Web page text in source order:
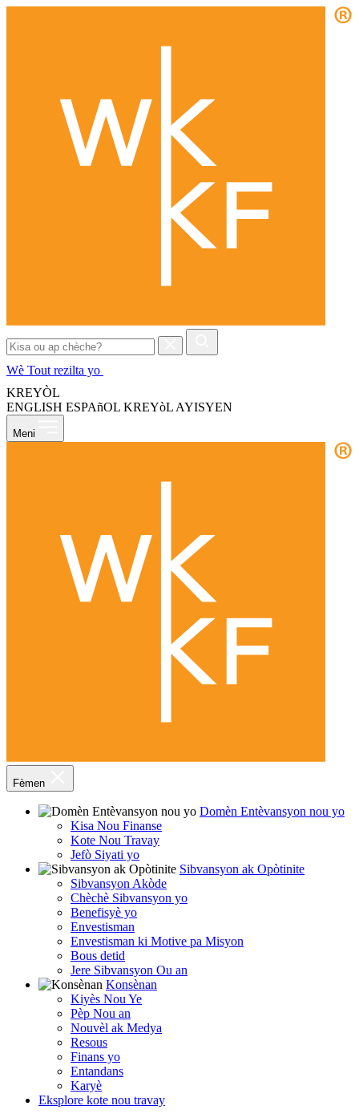
Wè Tout rezilta yo
KREYÒL
ENGLISH ESPAñOL KREYòL AYISYEN
Meni
Fèmen
Domèn Entèvansyon nou yo
Kisa Nou Finanse
Kote Nou Travay
Jefò Siyati yo
Sibvansyon ak Opòtinite
Sibvansyon Akòde
Chèchè Sibvansyon yo
Benefisyè yo
Envestisman
Envestisman ki Motive pa Misyon
Bous detid
Jere Sibvansyon Ou an
Konsènan
Kiyès Nou Ye
Pèp Nou an
Nouvèl ak Medya
Resous
Finans yo
Entandans
Karyè
Eksplore kote nou travay